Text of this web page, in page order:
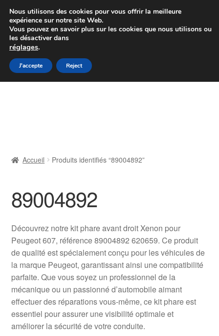
Colissimo livraison à partir de 7 EUR
Du lundi au vendredi de 9 h à 16 h
Aller
à
Aller
au
Livraison
Livraison internationale
Mon compte
Paiements
Panier
Plainte
Accueil Produits identifiés “89004892”
89004892
Découvrez notre kit phare avant droit Xenon pour
Peugeot 607, référence 89004892 620659. Ce produit
de qualité est spécialement conçu pour les véhicules de
la marque Peugeot, garantissant ainsi une compatibilité
parfaite. Que vous soyez un professionnel de la
mécanique ou un passionné d’automobile aimant
effectuer des réparations vous-même, ce kit phare est
essentiel pour assurer une visibilité optimale et
améliorer la sécurité de votre conduite.
Nous utilisons des cookies pour vous offrir la meilleure
expérience sur notre site Web.
Vous pouvez en savoir plus sur les cookies que nous utilisons ou
les désactiver dans
réglages.
J'accepte Reject